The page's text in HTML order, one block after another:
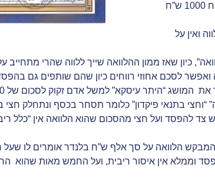
ואם ייגנב לא תהא אחראי על הנזק או כדוגמת שותפות קח 1000 ש”ח
ואין על
כיון שאז ממון ההלוואה שייך ללווה שהרי
ואפשר לסכם אחוזי רווחים כיון שהם שותפים גם
“וחצי בתנאי פיקדון” כלומר תסחר בכסף ונתחלק חצי
יש צד להפסד ועל חצי מהסכום שהוא הלוואה אין “כלל
המבקש הלוואה על סך אלף ש”ח בלנדר אומרים לו
וממלא אין איסור ריבית, ועל החמש מאות שהוא